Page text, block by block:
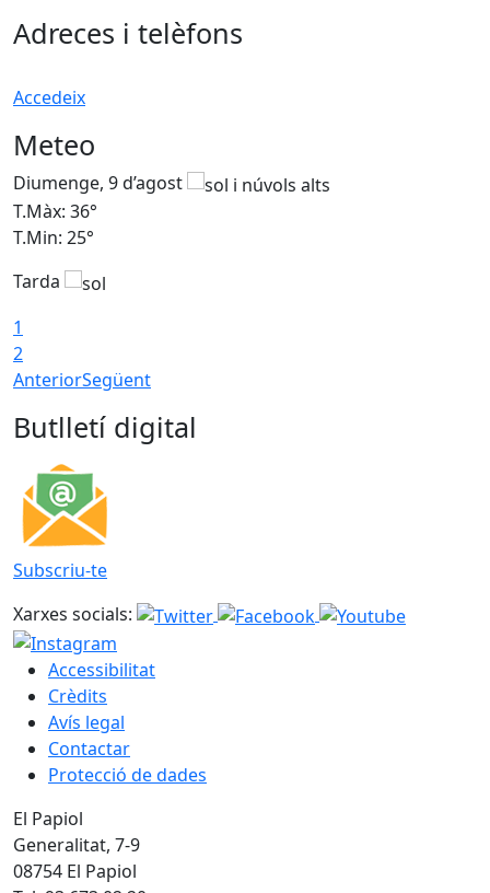
Adreces i telèfons
Accedeix
Meteo
Diumenge, 9 d’agost
T.Màx: 36°
T.Min: 25°
Tarda
1
2
AnteriorSegüent
Butlletí digital
Subscriu-te
Xarxes socials:
Accessibilitat
Crèdits
Avís legal
Contactar
Protecció de dades
El Papiol
Generalitat, 7-9
08754 El Papiol